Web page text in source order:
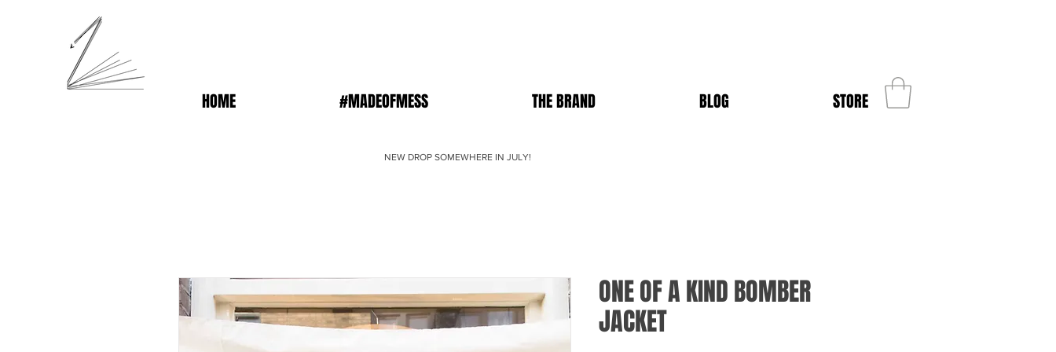
HOME #MADEOFMESS THE BRAND BLOG STORE
NEW DROP SOMEWHERE IN JULY!
ONE OF A KIND BOMBER
JACKET